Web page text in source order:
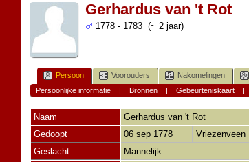
Gerhardus van 't Rot
1778 - 1783 (~ 2 jaar)
Persoon Voorouders Nakomelingen
Persoonlijke informatie| Bronnen| Gebeurteniskaart|
Naam Gerhardus van 't Rot
Gedoopt
06 sep 1778 Vriezenveen
Geslacht
Mannelijk